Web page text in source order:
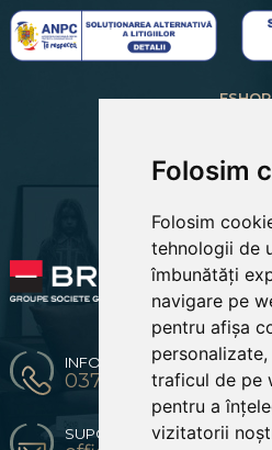
Folosim
Folosim
tehnologii de
îmbunătăți
navigare pe
pentru afișa
traficul de pe
pentru a
vizitatorii
ESHOP
RECUPERARE
EDITARE
PREFERINTE
INFO & COMENZI
0371 904 216 /
SUPORT CLIENTI